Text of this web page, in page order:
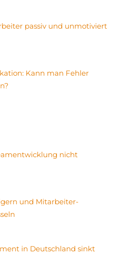
passiv und unmotiviert
Kann man Fehler
nicht
und Mitarbeiter-
in Deutschland sinkt